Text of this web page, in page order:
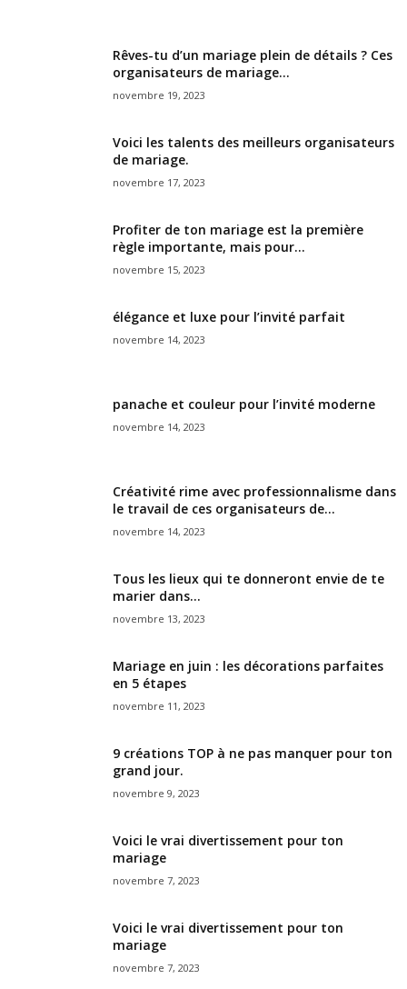
Rêves-tu d’un mariage plein de détails ? Ces
organisateurs de mariage...
novembre 19, 2023
Voici les talents des meilleurs organisateurs
de mariage.
novembre 17, 2023
Profiter de ton mariage est la première
règle importante, mais pour...
novembre 15, 2023
élégance et luxe pour l’invité parfait
novembre 14, 2023
panache et couleur pour l’invité moderne
novembre 14, 2023
Créativité rime avec professionnalisme dans
le travail de ces organisateurs de...
novembre 14, 2023
Tous les lieux qui te donneront envie de te
marier dans...
novembre 13, 2023
Mariage en juin : les décorations parfaites
en 5 étapes
novembre 11, 2023
9 créations TOP à ne pas manquer pour ton
grand jour.
novembre 9, 2023
Voici le vrai divertissement pour ton
mariage
novembre 7, 2023
Voici le vrai divertissement pour ton
mariage
novembre 7, 2023